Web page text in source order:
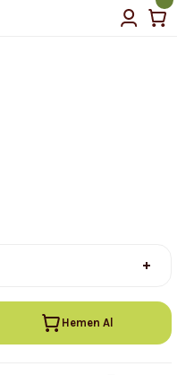
Hemen Al